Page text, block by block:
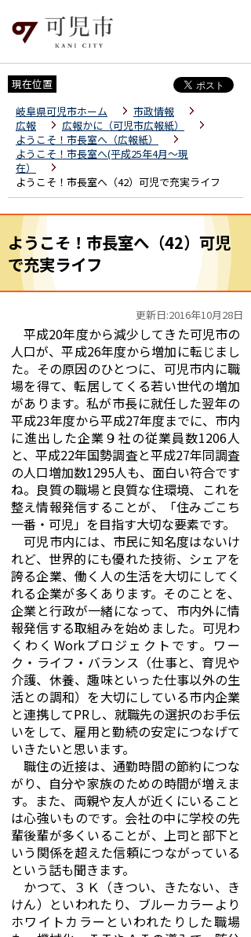
現在位置
岐阜県可児市ホーム
市政情報
広報
広報かに（可児市広報紙）
ようこそ！市長室へ（広報紙）
ようこそ！市長室へ(平成25年4月～現
在）
ようこそ！市長室へ（42）可児で充実ライフ
ようこそ！市長室へ（42）可児
で充実ライフ
更新日:2016年10月28日
平成20年度から減少してきた可児市の
人口が、平成26年度から増加に転じまし
た。その原因のひとつに、可児市内に職
場を得て、転居してくる若い世代の増加
があります。私が市長に就任した翌年の
平成23年度から平成27年度までに、市内
に進出した企業９社の従業員数1206人
と、平成22年国勢調査と平成27年同調査
の人口増加数1295人も、面白い符合です
ね。良質の職場と良質な住環境、これを
整え情報発信することが、「住みごこち
一番・可児」を目指す大切な要素です。
可児市内には、市民に知名度はないけ
れど、世界的にも優れた技術、シェアを
誇る企業、働く人の生活を大切にしてく
れる企業が多くあります。そのことを、
企業と行政が一緒になって、市内外に情
報発信する取組みを始めました。可児わ
くわくWorkプロジェクトです。ワー
ク・ライフ・バランス（仕事と、育児や
介護、休養、趣味といった仕事以外の生
活との調和）を大切にしている市内企業
と連携してPRし、就職先の選択のお手伝
いをして、雇用と勤続の安定につなげて
いきたいと思います。
職住の近接は、通勤時間の節約につな
がり、自分や家族のための時間が増えま
す。また、両親や友人が近くにいること
は心強いものです。会社の中に学校の先
輩後輩が多くいることが、上司と部下と
いう関係を超えた信頼につながっている
という話も聞きます。
かつて、３Ｋ（きつい、きたない、き
けん）といわれたり、ブルーカラーより
ホワイトカラーといわれたりした職場